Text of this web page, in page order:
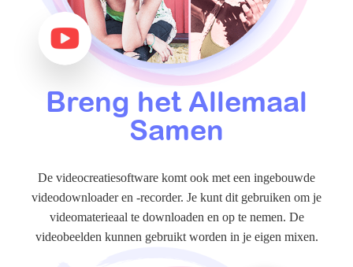
Breng het Allemaal
Samen
De videocreatiesoftware komt ook met een ingebouwde
videodownloader en -recorder. Je kunt dit gebruiken om je
videomaterieaal te downloaden en op te nemen. De
videobeelden kunnen gebruikt worden in je eigen mixen.